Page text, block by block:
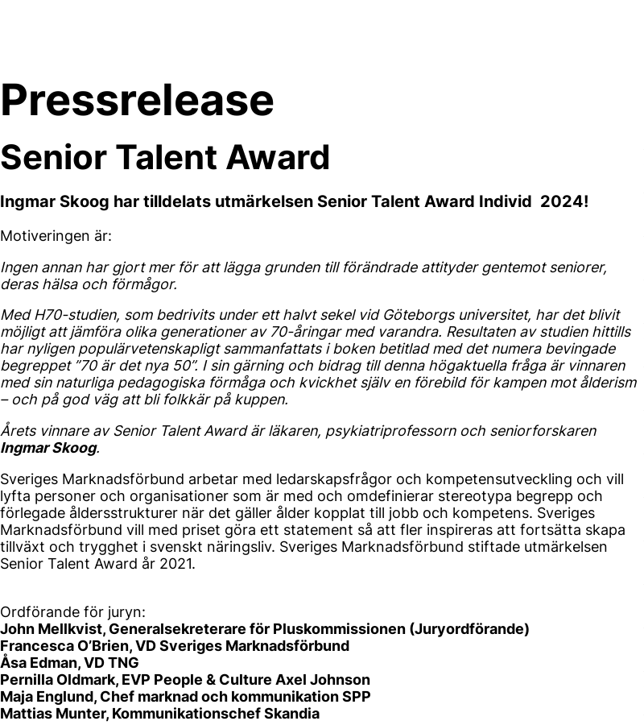
Pressrelease
Senior Talent Award
Ingmar Skoog har tilldelats utmärkelsen Senior Talent Award Individ 2024!
Motiveringen är:
Ingen annan har gjort mer för att lägga grunden till förändrade attityder gentemot seniorer,
deras hälsa och förmågor.
Med H70-studien, som bedrivits under ett halvt sekel vid Göteborgs universitet, har det blivit
möjligt att jämföra olika generationer av 70-åringar med varandra. Resultaten av studien hittills
har nyligen populärvetenskapligt sammanfattats i boken betitlad med det numera bevingade
begreppet ”70 är det nya 50”. I sin gärning och bidrag till denna högaktuella fråga är vinnaren
med sin naturliga pedagogiska förmåga och kvickhet själv en förebild för kampen mot ålderism
– och på god väg att bli folkkär på kuppen.
Årets vinnare av Senior Talent Award är läkaren, psykiatriprofessorn och seniorforskaren
Ingmar Skoog.
Sveriges Marknadsförbund arbetar med ledarskapsfrågor och kompetensutveckling och vill
lyfta personer och organisationer som är med och omdefinierar stereotypa begrepp och
förlegade åldersstrukturer när det gäller ålder kopplat till jobb och kompetens. Sveriges
Marknadsförbund vill med priset göra ett statement så att fler inspireras att fortsätta skapa
tillväxt och trygghet i svenskt näringsliv. Sveriges Marknadsförbund stiftade utmärkelsen
Senior Talent Award år 2021.
Ordförande för juryn:
John Mellkvist, Generalsekreterare för Pluskommissionen (Juryordförande)
Francesca O’Brien, VD Sveriges Marknadsförbund
Åsa Edman, VD TNG
Pernilla Oldmark, EVP People & Culture Axel Johnson
Maja Englund, Chef marknad och kommunikation SPP
Mattias Munter, Kommunikationschef Skandia